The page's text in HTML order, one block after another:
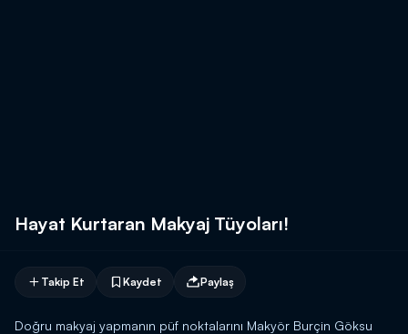
Hayat Kurtaran Makyaj Tüyoları!
Takip Et Kaydet Paylaş
Doğru makyaj yapmanın püf noktalarını Makyör Burçin Göksu